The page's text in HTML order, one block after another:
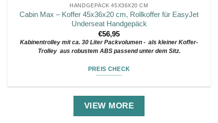
HANDGEPÄCK 45X36X20 CM
Cabin Max – Koffer 45x36x20 cm, Rollkoffer für EasyJet
Underseat Handgepäck
€56,95
Kabinentrolley mit ca. 30 Liter Packvolumen - als kleiner Koffer-
Trolley aus robustem ABS passend unter dem Sitz.
PREIS CHECK
VIEW MORE